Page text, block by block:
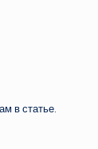
в статье.